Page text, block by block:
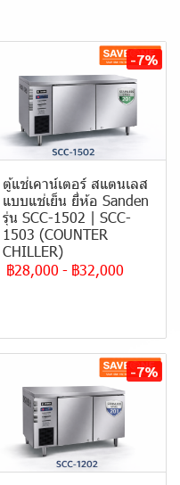
-7%
ตู้แช่เคาน์เตอร์ สแตนเลส
แบบแช่เย็น ยี่ห้อ Sanden
รุ่น SCC-1502 | SCC-
1503 (COUNTER
CHILLER)
฿28,000 - ฿32,000
-7%